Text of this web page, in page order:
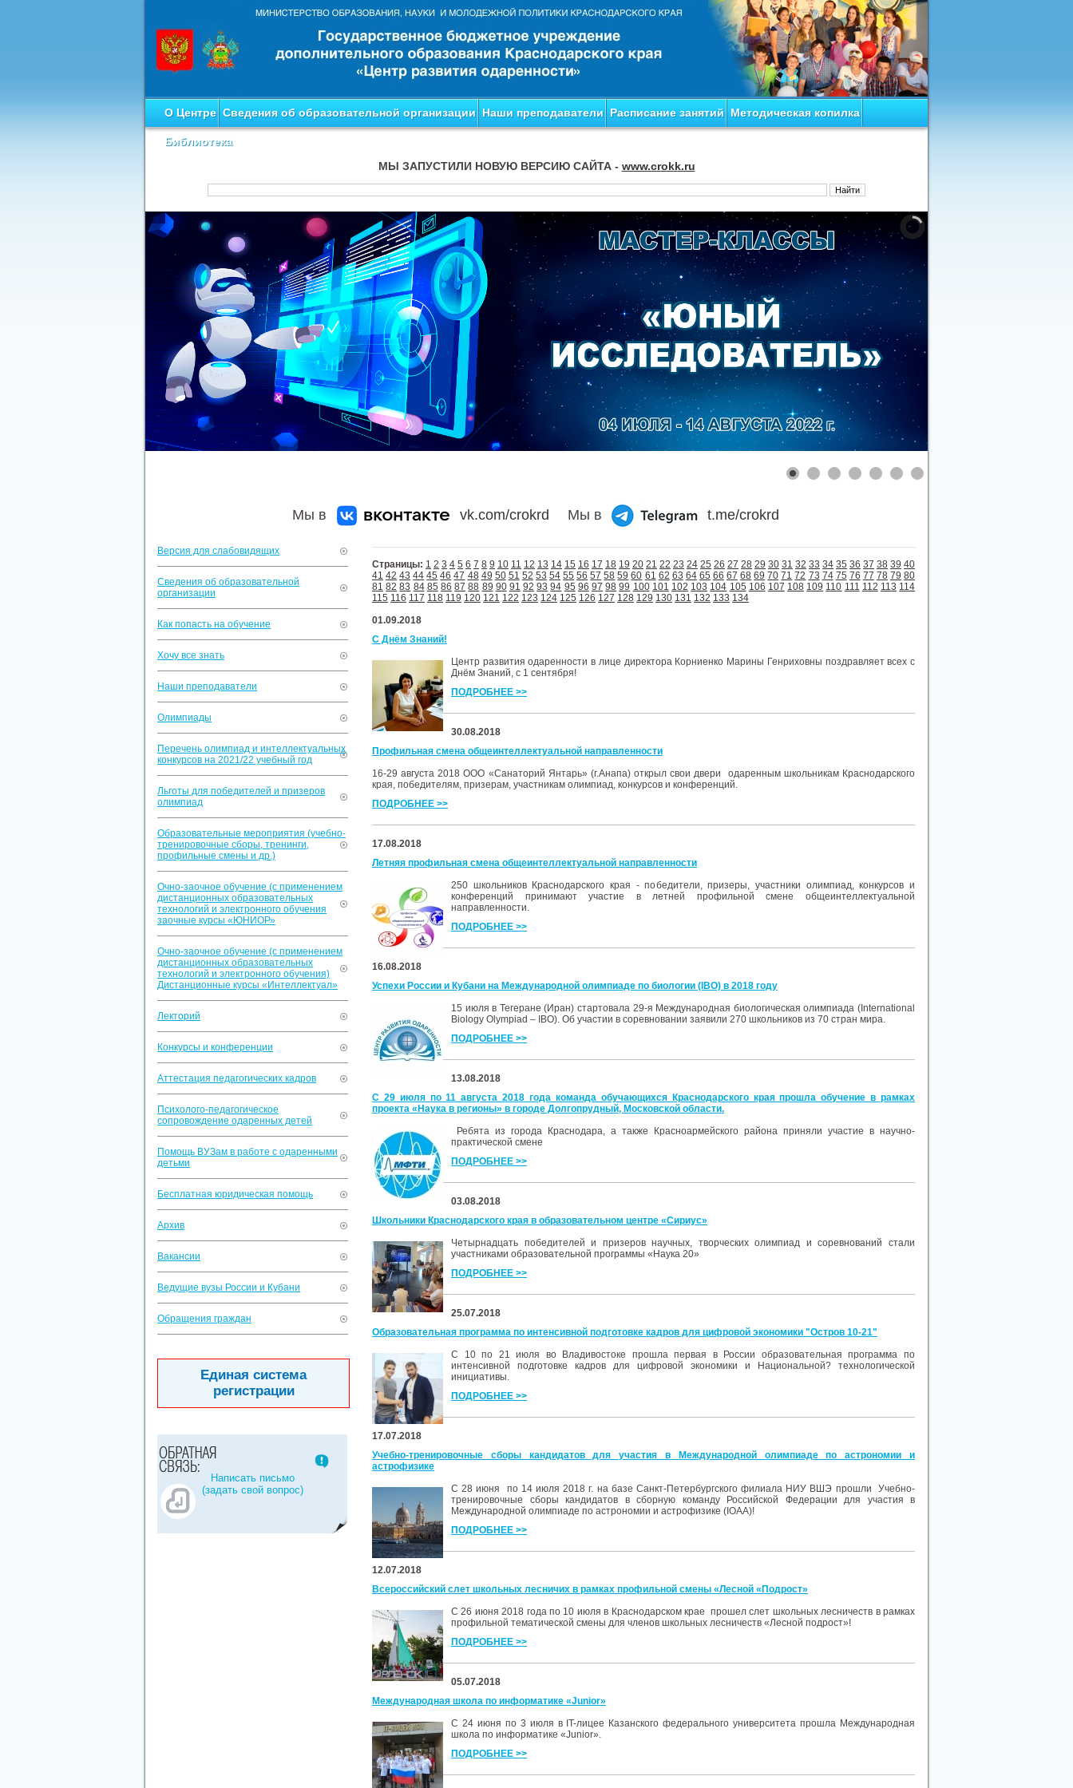
О Центре Сведения об образовательной организации Наши преподаватели Расписание занятий Методическая копилка
Библиотека
МЫ ЗАПУСТИЛИ НОВУЮ ВЕРСИЮ САЙТА - www.crokk.ru
Мы в vk.com/crokrd Мы в t.me/crokrd
Версия для слабовидящих
Сведения об образовательной
организации
Как попасть на обучение
Хочу все знать
Наши преподаватели
Олимпиады
Перечень олимпиад и интеллектуальных
конкурсов на 2021/22 учебный год
Льготы для победителей и призеров
олимпиад
Образовательные мероприятия (учебно-
тренировочные сборы, тренинги,
профильные смены и др.)
Очно-заочное обучение (с применением
дистанционных образовательных
технологий и электронного обучения
заочные курсы «ЮНИОР»
Очно-заочное обучение (с применением
дистанционных образовательных
технологий и электронного обучения)
Дистанционные курсы «Интеллектуал»
Лекторий
Конкурсы и конференции
Аттестация педагогических кадров
Психолого-педагогическое
сопровождение одаренных детей
Помощь ВУЗам в работе с одаренными
детьми
Бесплатная юридическая помощь
Архив
Вакансии
Ведущие вузы России и Кубани
Обращения граждан
Единая система
регистрации
Написать письмо
(задать свой вопрос)
Страницы: 1 2 3 4 5 6 7 8 9 10 11 12 13 14 15 16 17 18 19 20 21 22 23 24 25 26 27 28 29 30 31 32 33 34 35 36 37 38 39 40
41 42 43 44 45 46 47 48 49 50 51 52 53 54 55 56 57 58 59 60 61 62 63 64 65 66 67 68 69 70 71 72 73 74 75 76 77 78 79 80
81 82 83 84 85 86 87 88 89 90 91 92 93 94 95 96 97 98 99 100 101 102 103 104 105 106 107 108 109 110 111 112 113 114
115 116 117 118 119 120 121 122 123 124 125 126 127 128 129 130 131 132 133 134
01.09.2018
С Днём Знаний!
Центр развития одаренности в лице директора Корниенко Марины Генриховны поздравляет всех с
Днём Знаний, с 1 сентября!
ПОДРОБНЕЕ >>
30.08.2018
Профильная смена общеинтеллектуальной направленности
16-29 августа 2018 ООО «Санаторий Янтарь» (г.Анапа) открыл свои двери одаренным школьникам Краснодарского
края, победителям, призерам, участникам олимпиад, конкурсов и конференций.
ПОДРОБНЕЕ >>
17.08.2018
Летняя профильная смена общеинтеллектуальной направленности
250 школьников Краснодарского края - победители, призеры, участники олимпиад, конкурсов и
конференций принимают участие в летней профильной смене общеинтеллектуальной
направленности.
ПОДРОБНЕЕ >>
16.08.2018
Успехи России и Кубани на Международной олимпиаде по биологии (IBO) в 2018 году
15 июля в Тегеране (Иран) стартовала 29-я Международная биологическая олимпиада (International
Biology Olympiad – IBO). Об участии в соревновании заявили 270 школьников из 70 стран мира.
ПОДРОБНЕЕ >>
13.08.2018
С 29 июля по 11 августа 2018 года команда обучающихся Краснодарского края прошла обучение в рамках
проекта «Наука в регионы» в городе Долгопрудный, Московской области.
Ребята из города Краснодара, а также Красноармейского района приняли участие в научно-
практической смене
ПОДРОБНЕЕ >>
03.08.2018
Школьники Краснодарского края в образовательном центре «Сириус»
Четырнадцать победителей и призеров научных, творческих олимпиад и соревнований стали
участниками образовательной программы «Наука 20»
ПОДРОБНЕЕ >>
25.07.2018
Образовательная программа по интенсивной подготовке кадров для цифровой экономики "Остров 10-21"
С 10 по 21 июля во Владивостоке прошла первая в России образовательная программа по
интенсивной подготовке кадров для цифровой экономики и Национальной? технологической
инициативы.
ПОДРОБНЕЕ >>
17.07.2018
Учебно-тренировочные сборы кандидатов для участия в Международной олимпиаде по астрономии и
астрофизике
С 28 июня по 14 июля 2018 г. на базе Санкт-Петербургского филиала НИУ ВШЭ прошли Учебно-
тренировочные сборы кандидатов в сборную команду Российской Федерации для участия в
Международной олимпиаде по астрономии и астрофизике (IOAA)!
ПОДРОБНЕЕ >>
12.07.2018
Всероссийский слет школьных лесничих в рамках профильной смены «Лесной «Подрост»
С 26 июня 2018 года по 10 июля в Краснодарском крае прошел слет школьных лесничеств в рамках
профильной тематической смены для членов школьных лесничеств «Лесной подрост»!
ПОДРОБНЕЕ >>
05.07.2018
Международная школа по информатике «Junior»
C 24 июня по 3 июля в IT-лицее Казанского федерального университета прошла Международная
школа по информатике «Junior».
ПОДРОБНЕЕ >>